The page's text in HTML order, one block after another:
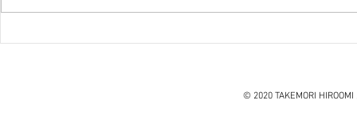
『笑う住宅
© 2020 TAKEMORI